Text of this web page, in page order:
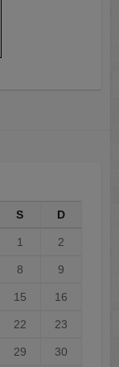
S D
1 2
8 9
15 16
22 23
29 30